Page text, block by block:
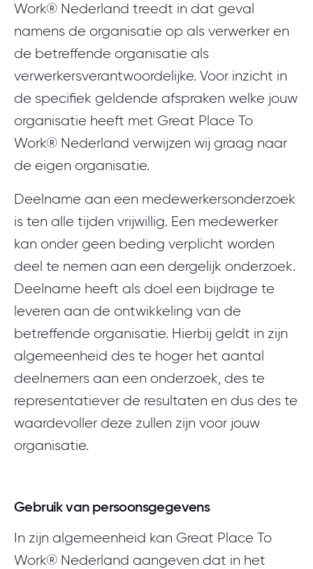
Work® Nederland treedt in dat geval
namens de organisatie op als verwerker en
de betreffende organisatie als
verwerkersverantwoordelijke. Voor inzicht in
de specifiek geldende afspraken welke jouw
organisatie heeft met Great Place To
Work® Nederland verwijzen wij graag naar
de eigen organisatie.
Deelname aan een medewerkersonderzoek
is ten alle tijden vrijwillig. Een medewerker
kan onder geen beding verplicht worden
deel te nemen aan een dergelijk onderzoek.
Deelname heeft als doel een bijdrage te
leveren aan de ontwikkeling van de
betreffende organisatie. Hierbij geldt in zijn
algemeenheid des te hoger het aantal
deelnemers aan een onderzoek, des te
representatiever de resultaten en dus des te
waardevoller deze zullen zijn voor jouw
organisatie.
Gebruik van persoonsgegevens
In zijn algemeenheid kan Great Place To
Work® Nederland aangeven dat in het